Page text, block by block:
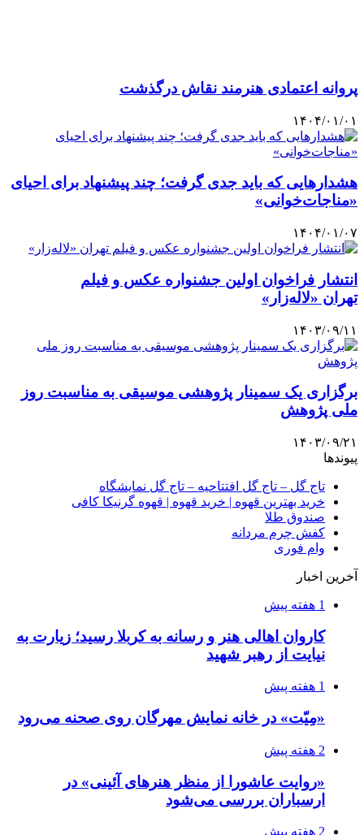
انتشار فراخوان اولین جشنواره عکس و فیلم
تهران «لاله‌زار»
۱۴۰۳/۰۹/۱۱
برگزاری یک سمینار پژوهشی موسیقی به ‌مناسبت روز
ملی پژوهش
۱۴۰۳/۰۹/۲۱
پیوندها
خرید بهترین قهوه | خرید قهوه | قهوه گرنیکا کافی
صندوق طلا
کفش چرم مردانه
وام فوری
آخرین اخبار
1 هفته پیش
نیایت از رهبر شهید
1 هفته پیش
«مِیّت» در خانه نمایش مهرگان روی صحنه می‌رود
2 هفته پیش
«روایت عاشورا از منظر هنرهای آئینی» در
ارسباران بررسی می‌شود
2 هفته پیش
تیزر فرهنگی «ماکان» منتشر شد؛ به یاد دانش آموز
جاویدالاثر میناب
2 هفته پیش
رئیس جمهور درگذشت چهره ماندگار موسیقی
نواحی ایران را تسلیت گفت
2 هفته پیش